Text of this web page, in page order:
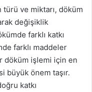
türü ve miktarı, döküm
değişiklik
farklı katkı
farklı maddeler
döküm işlemi için en
büyük önem taşır.
katkı